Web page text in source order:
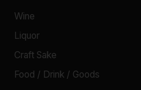
Wine
Liquor
Craft Sake
Food / Drink / Goods